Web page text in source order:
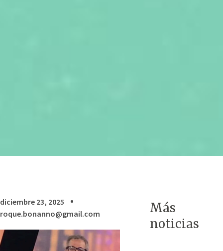
diciembre 23, 2025
roque.bonanno@gmail.com
Más
noticias